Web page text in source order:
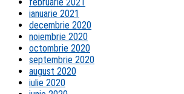
februarie 2021
ianuarie 2021
decembrie 2020
noiembrie 2020
octombrie 2020
septembrie 2020
august 2020
iulie 2020